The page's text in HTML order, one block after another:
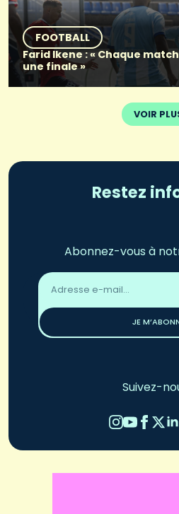
FOOTBALL
Farid Ikene : « Chaque
une finale »
VOIR
Restez
Abonnez-vous à
Adresse
email
JE
Suivez-